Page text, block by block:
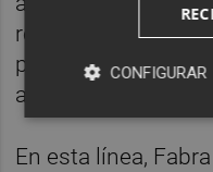
resumir que las
pero queda mucho
agregado.
En esta línea,
CONFIGURAR